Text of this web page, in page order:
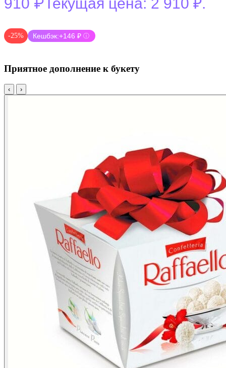
910 Текущая цена: 2 910 ₽.
-25% Кешбэк:+146 ₽ ⓘ
Приятное дополнение к букету
‹ ›